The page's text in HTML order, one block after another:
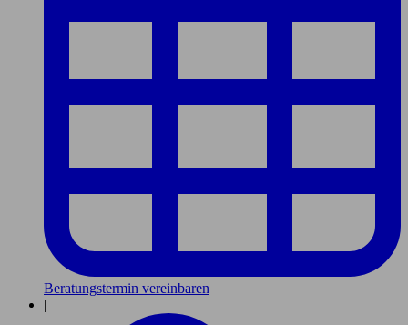
Beratungstermin vereinbaren
|